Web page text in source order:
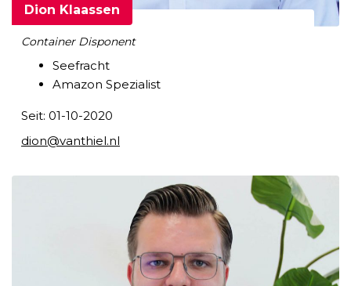
Dion Klaassen
Container Disponent
Seefracht
Amazon Spezialist
Seit: 01-10-2020
dion@vanthiel.nl